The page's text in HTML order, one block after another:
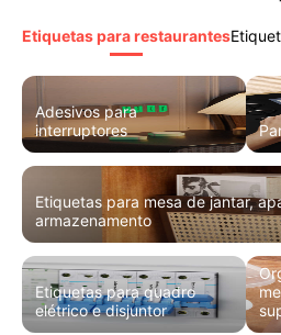
Etiquetas para restaurantes
Adesivos para
interruptores
Etiquetas para mesa de jantar,
armazenamento
Etiquetas para quadro
elétrico e disjuntor